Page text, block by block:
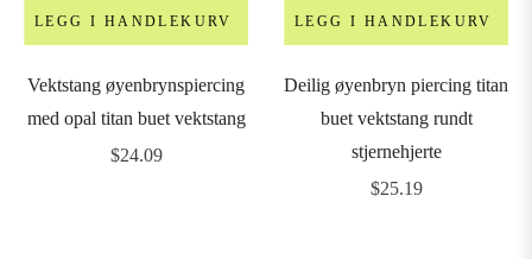
LEGG I HANDLEKURV
Vektstang øyenbrynspiercing
med opal titan buet vektstang
Vanlig
$24.09
LEGG I HANDLEKURV
Deilig øyenbryn piercing titan
buet vektstang rundt
stjernehjerte
Vanlig
$25.19